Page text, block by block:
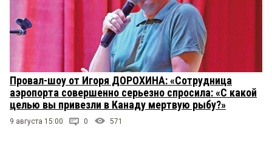
Провал-шоу от Игоря ДОРОХИНА: «Сотрудница
аэропорта совершенно серьезно спросила: «С какой
целью вы привезли в Канаду мертвую рыбу?»
9 августа 15:00 0 571